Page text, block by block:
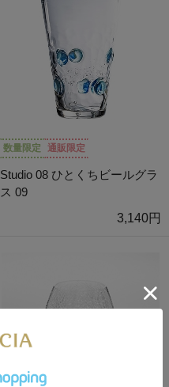
数量限定 通販限定
Studio 08 ひとくちビールグラ
ス 09
3,140円